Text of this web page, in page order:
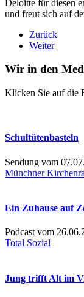
Deloitte für diesen
und freut sich auf
Zurück
Weiter
Wir in den
Klicken Sie auf die
Schultütenbasteln
Sendung vom
Münchner
Ein Zuhause auf
Podcast vom
Total Sozial
Jung trifft Alt im